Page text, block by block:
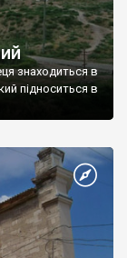
знаходиться в
підноситься в